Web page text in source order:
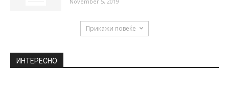
Прикажи повеќе
ИНТЕРЕСНО